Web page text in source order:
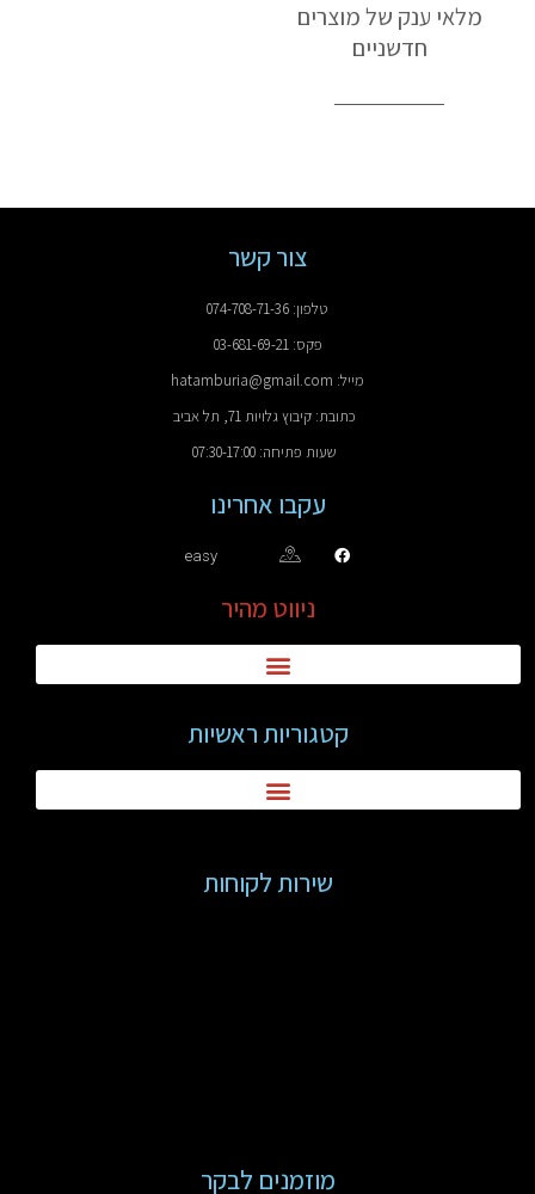
מלאי ענק של מוצרים
חדשניים
צור קשר
טלפון: 074-708-71-36
פקס: 03-681-69-21
מייל: hatamburia@gmail.com
כתובת: קיבוץ גלויות 71, תל אביב
שעות פתיחה: 07:30-17:00
עקבו אחרינו
easy
ניווט מהיר
קטגוריות ראשיות
שירות לקוחות
מוזמנים לבקר